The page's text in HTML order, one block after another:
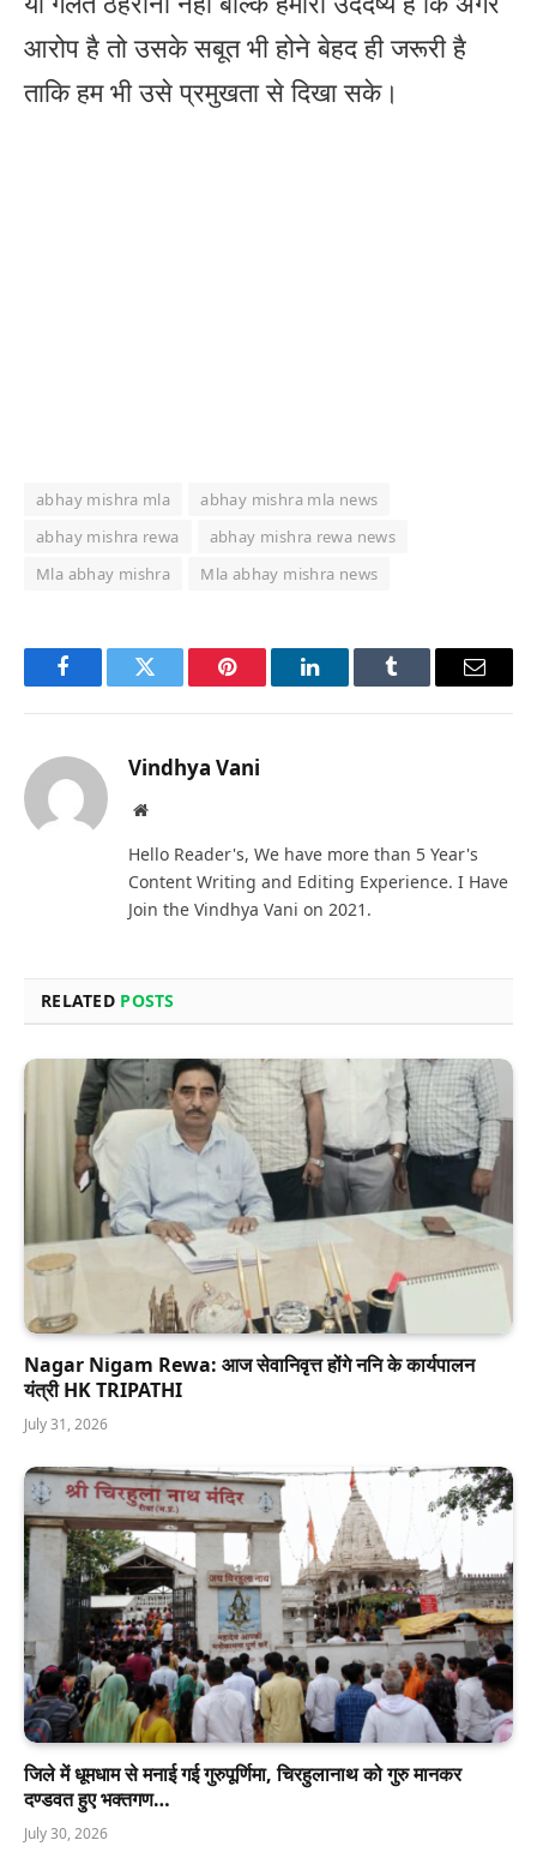
आरोप है तो उसके सबूत भी होने बेहद ही जरूरी है
ताकि हम भी उसे प्रमुखता से दिखा सके।
abhay mishra mla
abhay mishra mla news
abhay mishra rewa
abhay mishra rewa news
Mla abhay mishra
Mla abhay mishra news
FacebookTwitter Pinterest LinkedInTumblr Email
Vindhya Vani
Website
Hello Reader's, We have more than 5 Year's
Content Writing and Editing Experience. I Have
Join the Vindhya Vani on 2021.
RELATED POSTS
Nagar Nigam Rewa: आज सेवानिवृत्त होंगे ननि के कार्यपालन
यंत्री HK TRIPATHI
July 31, 2026
जिले में धूमधाम से मनाई गई गुरुपूर्णिमा, चिरहुलानाथ को गुरु मानकर
दण्डवत हुए भक्तगण…
July 30, 2026